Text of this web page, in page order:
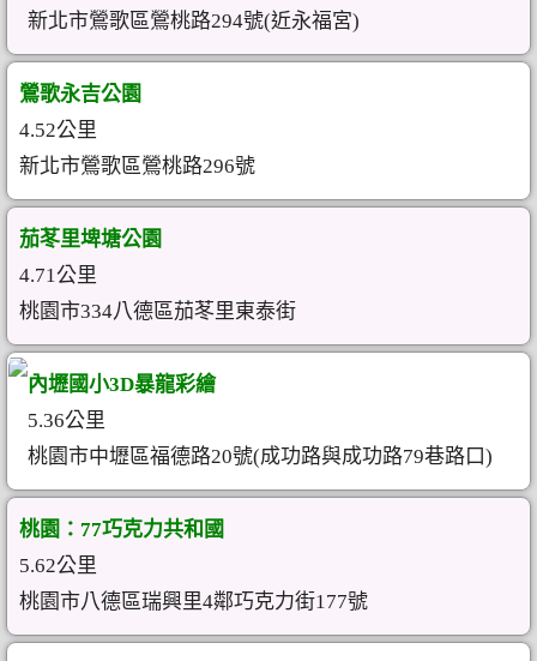
新北市鶯歌區鶯桃路294號(近永福宮)
鶯歌永吉公園
4.52公里
新北市鶯歌區鶯桃路296號
茄苳里埤塘公園
4.71公里
桃園市334八德區茄苳里東泰街
內壢國小3D暴龍彩繪
5.36公里
桃園市中壢區福德路20號(成功路與成功路79巷路口)
桃園：77巧克力共和國
5.62公里
桃園市八德區瑞興里4鄰巧克力街177號